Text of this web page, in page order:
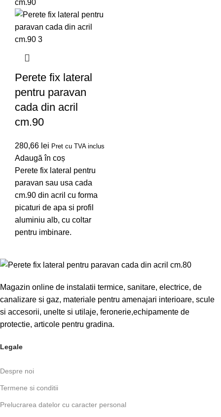
Perete fix lateral
pentru paravan
cada din acril
cm.90
280,66 lei Pret cu TVA inclus
Adaugă în coș
Perete fix lateral pentru
paravan sau usa cada
cm.90 din acril cu forma
picaturi de apa si profil
aluminiu alb, cu coltar
pentru imbinare.
Magazin online de instalatii termice, sanitare, electrice, de
canalizare si gaz, materiale pentru amenajari interioare, scule
si accesorii, unelte si utilaje, feronerie,echipamente de
protectie, articole pentru gradina.
Legale
Despre noi
Termene si conditii
Prelucrarea datelor cu caracter personal